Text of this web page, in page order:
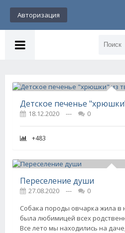
Авторизация
18.12.2020 --- 0
+483
Переселение души
27.08.2020 ---
0
Собака породы овчарка жила в
была любимицей всех
Все лето мы находились на